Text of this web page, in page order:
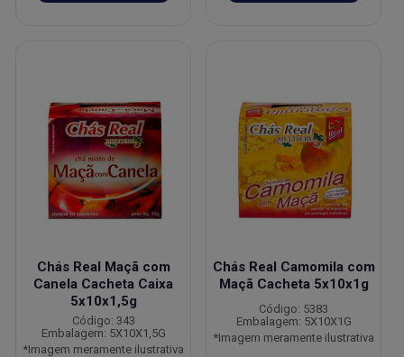
Chás Real Maçã com
Canela Cacheta Caixa
5x10x1,5g
Código: 343
Embalagem: 5X10X1,5G
*Imagem meramente ilustrativa
Chás Real Camomila com
Maçã Cacheta 5x10x1g
Código: 5383
Embalagem: 5X10X1G
*Imagem meramente ilustrativa